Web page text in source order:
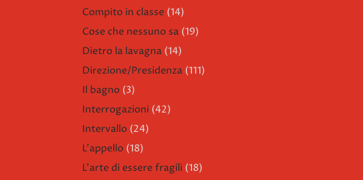
Compito in classe (14)
Cose che nessuno sa (19)
Dietro la lavagna (14)
Direzione/Presidenza (111)
Il bagno (3)
Interrogazioni (42)
Intervallo (24)
L'appello (18)
L'arte di essere fragili (18)